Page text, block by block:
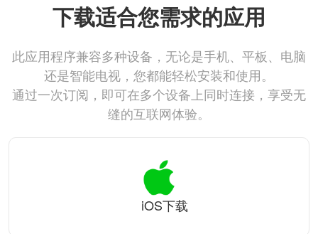
下载适合您需求的应用
此应用程序兼容多种设备，无论是手机、平板、电脑
还是智能电视，您都能轻松安装和使用。
通过一次订阅，即可在多个设备上同时连接，享受无
缝的互联网体验。
iOS下载